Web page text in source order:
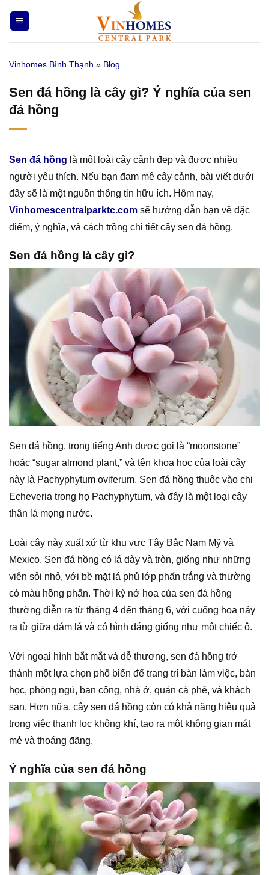
qua
nội
Vinhomes Bình Thạnh » Blog
Sen đá hồng là cây gì? Ý nghĩa của sen
đá hồng
Sen đá hồng là một loài cây cảnh đẹp và được nhiều
người yêu thích. Nếu bạn đam mê cây cảnh, bài viết dưới
đây sẽ là một nguồn thông tin hữu ích. Hôm nay,
Vinhomescentralparktc.com sẽ hướng dẫn bạn về đặc
điểm, ý nghĩa, và cách trồng chi tiết cây sen đá hồng.
Sen đá hồng là cây gì?
Sen đá hồng, trong tiếng Anh được gọi là “moonstone”
hoặc “sugar almond plant,” và tên khoa học của loài cây
này là Pachyphytum oviferum. Sen đá hồng thuộc vào chi
Echeveria trong họ Pachyphytum, và đây là một loại cây
thân lá mọng nước.
Loài cây này xuất xứ từ khu vực Tây Bắc Nam Mỹ và
Mexico. Sen đá hồng có lá dày và tròn, giống như những
viên sỏi nhỏ, với bề mặt lá phủ lớp phấn trắng và thường
có màu hồng phấn. Thời kỳ nở hoa của sen đá hồng
thường diễn ra từ tháng 4 đến tháng 6, với cuống hoa nảy
ra từ giữa đám lá và có hình dáng giống như một chiếc ô.
Với ngoại hình bắt mắt và dễ thương, sen đá hồng trở
thành một lựa chọn phổ biến để trang trí bàn làm việc, bàn
học, phòng ngủ, ban công, nhà ở, quán cà phê, và khách
sạn. Hơn nữa, cây sen đá hồng còn có khả năng hiệu quả
trong việc thanh lọc không khí, tạo ra một không gian mát
mẻ và thoáng đãng.
Ý nghĩa của sen đá hồng